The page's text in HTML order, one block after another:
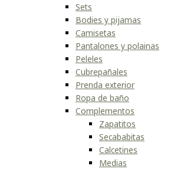
Sets
Bodies y pijamas
Camisetas
Pantalones y polainas
Peleles
Cubrepañales
Prenda exterior
Ropa de baño
Complementos
Zapatitos
Secababitas
Calcetines
Medias